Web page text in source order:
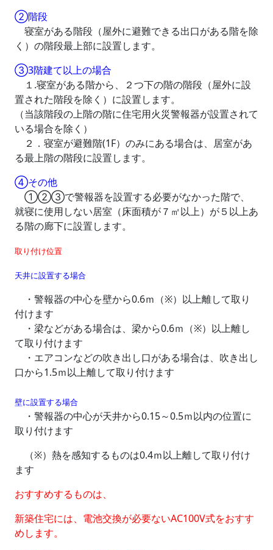
②階段
寝室がある階段（屋外に避難できる出口がある階を除
く）の階段最上部に設置します。
③3階建て以上の場合
１.寝室がある階から、２つ下の階の階段（屋外に設
置された階段を除く）に設置します。
（当該階段の上階の階に住宅用火災警報器が設置されて
いる場合を除く）
２．寝室が避難階(1F）のみにある場合は、居室があ
る最上階の階段に設置します。
④その他
①②③で警報器を設置する必要がなかった階で、
就寝に使用しない居室（床面積が７㎡以上）が５以上あ
る階の廊下に設置します。
取り付け位置
天井に設置する場合
・警報器の中心を壁から0.6ｍ（※）以上離して取り
付けます
・梁などがある場合は、梁から0.6ｍ（※）以上離し
て取り付けます
・エアコンなどの吹き出し口がある場合は、吹き出し
口から1.5ｍ以上離して取り付けます
壁に設置する場合
・警報器の中心が天井から0.15～0.5ｍ以内の位置に
取り付けます
（※）熱を感知するものは0.4ｍ以上離して取り付け
ます
おすすめするものは、
新築住宅には、電池交換が必要ないAC100V式をおすす
めします。